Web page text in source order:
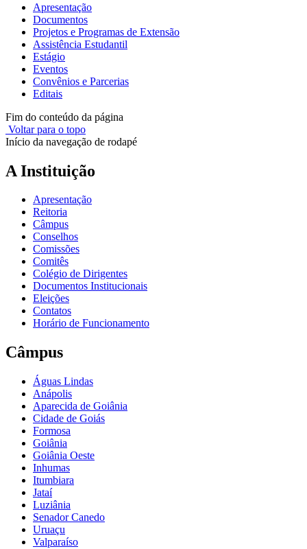
Apresentação
Documentos
Projetos e Programas de Extensão
Assistência Estudantil
Estágio
Eventos
Convênios e Parcerias
Editais
Fim do conteúdo da página
Voltar para o topo
Início da navegação de rodapé
A Instituição
Apresentação
Reitoria
Câmpus
Conselhos
Comissões
Comitês
Colégio de Dirigentes
Documentos Institucionais
Eleições
Contatos
Horário de Funcionamento
Câmpus
Águas Lindas
Anápolis
Aparecida de Goiânia
Cidade de Goiás
Formosa
Goiânia
Goiânia Oeste
Inhumas
Itumbiara
Jataí
Luziânia
Senador Canedo
Uruaçu
Valparaíso